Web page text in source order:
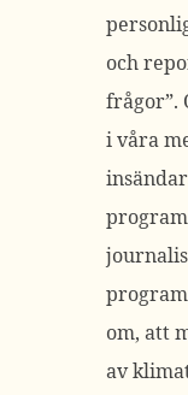
och
frågor”.
i våra
om, att
av